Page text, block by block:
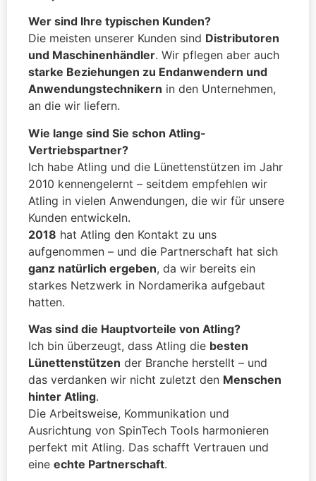
Wer sind Ihre typischen Kunden?
Die meisten unserer Kunden sind Distributoren
und Maschinenhändler. Wir pflegen aber auch
starke Beziehungen zu Endanwendern und
Anwendungstechnikern in den Unternehmen,
an die wir liefern.
Wie lange sind Sie schon Atling-
Vertriebspartner?
Ich habe Atling und die Lünettenstützen im Jahr
2010 kennengelernt – seitdem empfehlen wir
Atling in vielen Anwendungen, die wir für unsere
Kunden entwickeln.
2018 hat Atling den Kontakt zu uns
aufgenommen – und die Partnerschaft hat sich
ganz natürlich ergeben, da wir bereits ein
starkes Netzwerk in Nordamerika aufgebaut
hatten.
Was sind die Hauptvorteile von Atling?
Ich bin überzeugt, dass Atling die besten
Lünettenstützen der Branche herstellt – und
das verdanken wir nicht zuletzt den Menschen
hinter Atling.
Die Arbeitsweise, Kommunikation und
Ausrichtung von SpinTech Tools harmonieren
perfekt mit Atling. Das schafft Vertrauen und
eine echte Partnerschaft.